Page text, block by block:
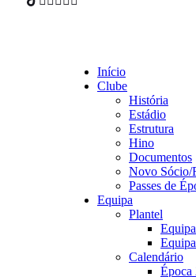
Início
Clube
História
Estádio
Estrutura
Hino
Documentos
Novo Sócio/
Passes de
Equipa
Plantel
Calendário
Época